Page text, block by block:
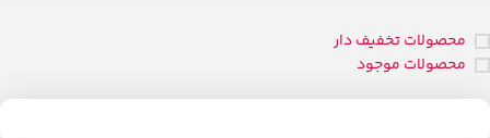
محصولات تخفیف دار
محصولات موجود